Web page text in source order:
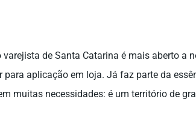
de Santa Catarina é mais aberto a
aplicação em loja. Já faz parte da
muitas necessidades: é um território de